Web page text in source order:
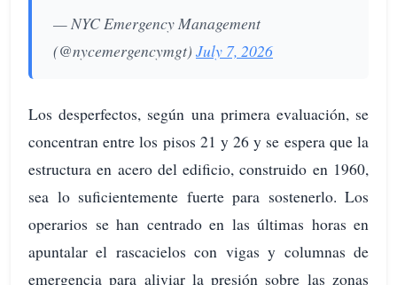
— NYC Emergency Management
(@nycemergencymgt) July 7, 2026
Los desperfectos, según una primera evaluación, se
concentran entre los pisos 21 y 26 y se espera que la
estructura en acero del edificio, construido en 1960,
sea lo suficientemente fuerte para sostenerlo. Los
operarios se han centrado en las últimas horas en
apuntalar el rascacielos con vigas y columnas de
emergencia para aliviar la presión sobre las zonas